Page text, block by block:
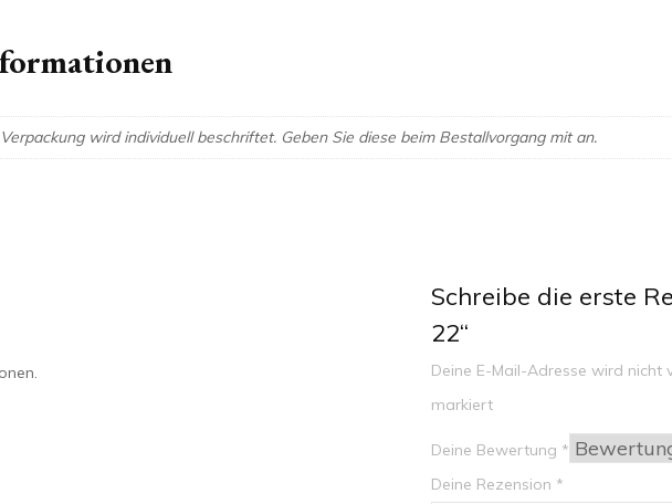
wird individuell beschriftet. Geben Sie diese beim Bestallvorgang mit an.
Schreibe die erste
22“
Deine E-Mail-Adresse wird nicht
markiert
Deine Bewertung *
Deine Rezension *